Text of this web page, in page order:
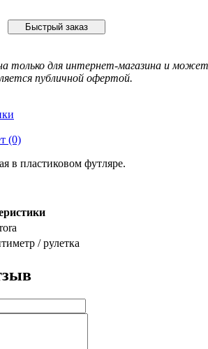
Быстрый заказ
только для интернет-магазина и
публичной офертой.
(0)
в пластиковом футляре.
/ рулетка